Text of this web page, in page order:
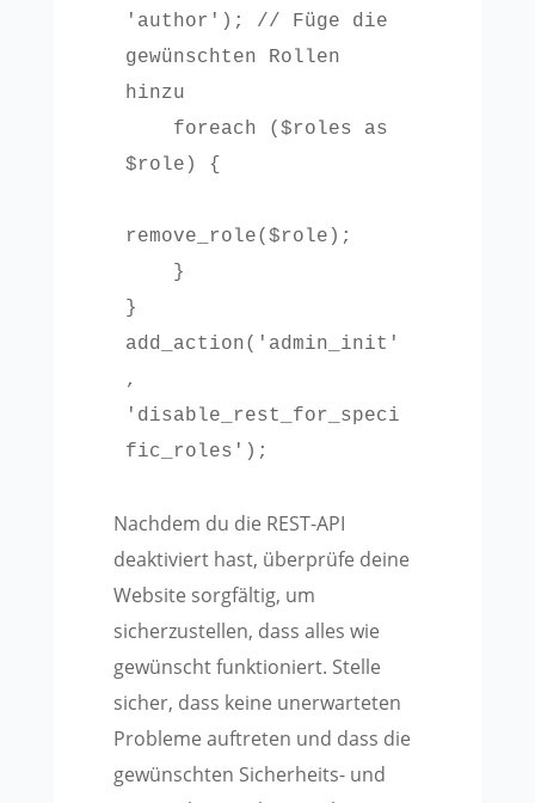
'author'); // Füge die
gewünschten Rollen
hinzu
$role) {
remove_role($role);
}
add_action('admin_init'
,
'disable_rest_for_speci
fic_roles');
Nachdem du die REST-API
deaktiviert hast, überprüfe deine
Website sorgfältig, um
sicherzustellen, dass alles wie
gewünscht funktioniert. Stelle
sicher, dass keine unerwarteten
Probleme auftreten und dass die
gewünschten Sicherheits- und